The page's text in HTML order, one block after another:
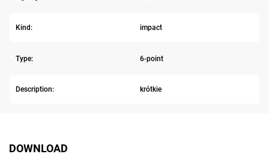
Kind: impact
Type: 6-point
Description: krótkie
DOWNLOAD